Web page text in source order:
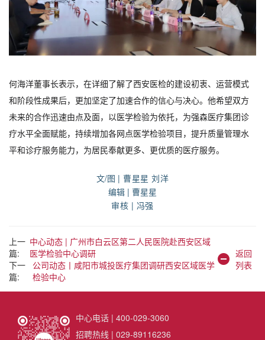
何海洋董事长表示，在详细了解了西安医检的建设初衷、运营模式
和阶段性成果后，更加坚定了加速合作的信心与决心。他希望双方
未来的合作迅速由点及面，以医学检验为依托，为强森医疗集团诊
疗水平全面赋能，持续增加各网点医学检验项目，提升质量管理水
平和诊疗服务能力，为居民奉献更多、更优质的医疗服务。
文/图 | 曹星星 刘洋
编辑 | 曹星星
审核 | 冯强
上一
篇:
中心动态 | 广州市白云区第二人民医院赴西安区域
医学检验中心调研
下一
篇:
公司动态丨咸阳市城投医疗集团调研西安区域医学
检验中心
返回
列表
中心电话 | 400-029-3060
招聘热线 | 029-89116236